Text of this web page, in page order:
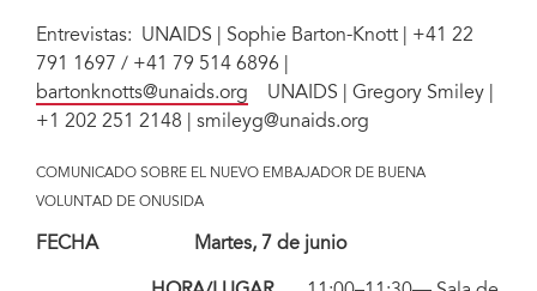
Entrevistas: UNAIDS | Sophie Barton-Knott | +41 22
791 1697 / +41 79 514 6896 |
bartonknotts@unaids.org UNAIDS | Gregory Smiley |
+1 202 251 2148 | smileyg@unaids.org
COMUNICADO SOBRE EL NUEVO EMBAJADOR DE BUENA
VOLUNTAD DE ONUSIDA
FECHA Martes, 7 de junio